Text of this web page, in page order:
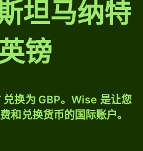
坦马纳特
镑
换为 GBP。Wise 是让您
和兑换货币的国际账户。